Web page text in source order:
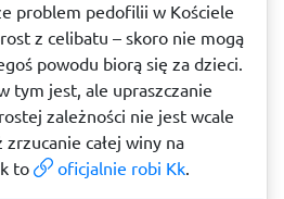
problem pedofilii w Kościele
z celibatu – skoro nie mogą
powodu biorą się za dzieci.
tym jest, ale upraszczanie
zależności nie jest wcale
całej winy na
to
oficjalnie robi Kk.